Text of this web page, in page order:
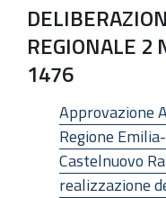
REGIONALE 2
1476
Approvazione
Regione
Castelnuovo
realizzazione